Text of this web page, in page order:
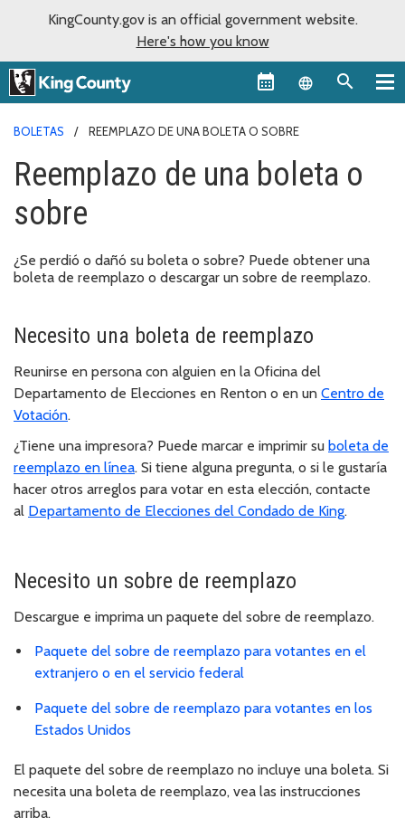
KingCounty.gov is an official government website.
Here's how you know
Language
BOLETAS REEMPLAZO DE UNA BOLETA O SOBRE
Reemplazo de una boleta o
sobre
¿Se perdió o dañó su boleta o sobre? Puede obtener una
boleta de reemplazo o descargar un sobre de reemplazo.
Necesito una boleta de reemplazo
Reunirse en persona con alguien en la Oficina del
Departamento de Elecciones en Renton o en un Centro de
Votación.
¿Tiene una impresora? Puede marcar e imprimir su boleta de
reemplazo en línea. Si tiene alguna pregunta, o si le gustaría
hacer otros arreglos para votar en esta elección, contacte
al Departamento de Elecciones del Condado de King.
Necesito un sobre de reemplazo
Descargue e imprima un paquete del sobre de reemplazo.
Paquete del sobre de reemplazo para votantes en el
extranjero o en el servicio federal
Paquete del sobre de reemplazo para votantes en los
Estados Unidos
El paquete del sobre de reemplazo no incluye una boleta. Si
necesita una boleta de reemplazo, vea las instrucciones
arriba.